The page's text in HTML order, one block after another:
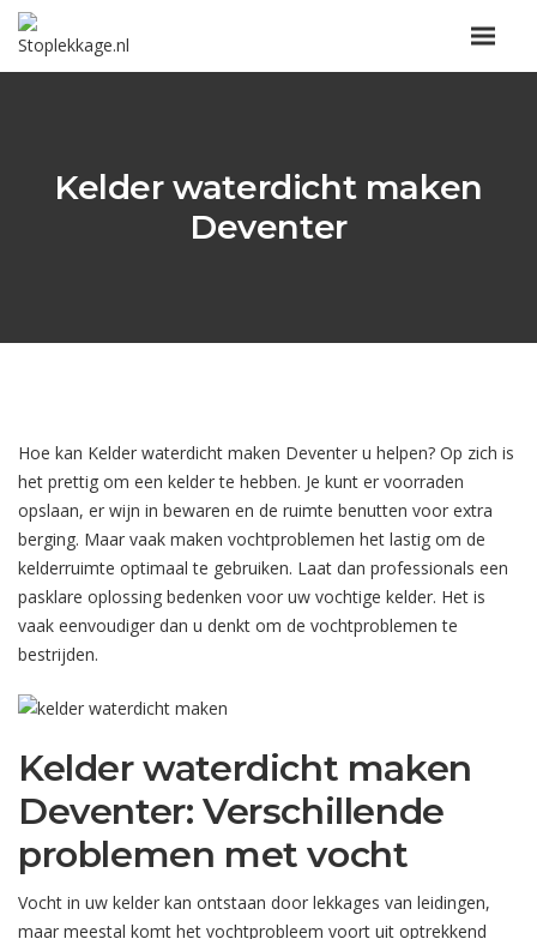
Kelder waterdicht maken
Deventer
Hoe kan Kelder waterdicht maken Deventer u helpen? Op zich is
het prettig om een kelder te hebben. Je kunt er voorraden
opslaan, er wijn in bewaren en de ruimte benutten voor extra
berging. Maar vaak maken vochtproblemen het lastig om de
kelderruimte optimaal te gebruiken. Laat dan professionals een
pasklare oplossing bedenken voor uw vochtige kelder. Het is
vaak eenvoudiger dan u denkt om de vochtproblemen te
bestrijden.
Kelder waterdicht maken
Deventer: Verschillende
problemen met vocht
Vocht in uw kelder kan ontstaan door lekkages van leidingen,
maar meestal komt het vochtprobleem voort uit optrekkend